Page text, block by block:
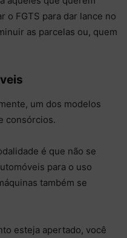
o FGTS para dar lance no
as parcelas ou, quem
um dos modelos
consórcios.
é que não se
para o uso
também se
esteja apertado, você